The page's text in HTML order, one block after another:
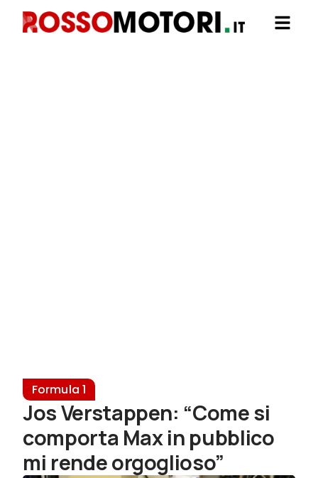
Formula 1
Jos Verstappen: “Come si
comporta Max in pubblico
mi rende orgoglioso”